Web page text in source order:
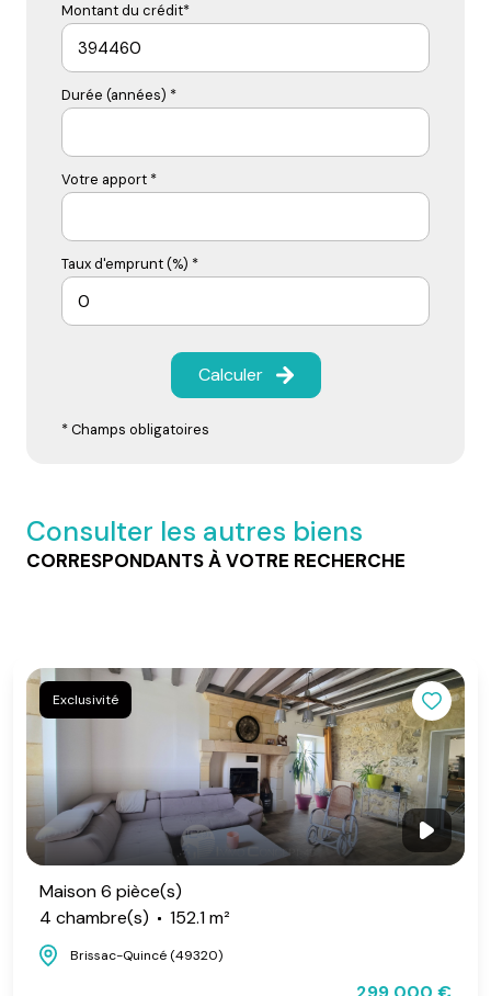
Montant du crédit*
Durée (années) *
Votre apport *
Taux d'emprunt (%) *
Calculer
* Champs obligatoires
Consulter les autres biens
CORRESPONDANTS À VOTRE RECHERCHE
Exclusivité
Maison 6 pièce(s)
4 chambre(s)
152.1 m²
Brissac-Quincé (49320)